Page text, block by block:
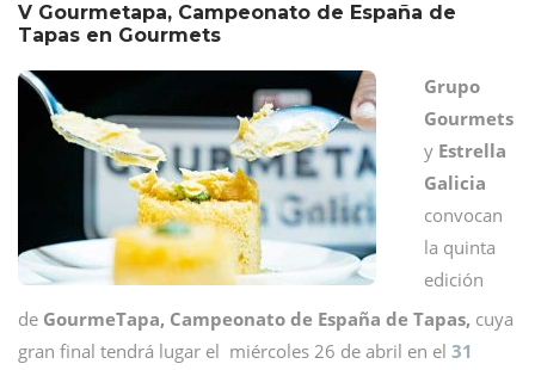
V Gourmetapa, Campeonato de España de
Tapas en Gourmets
Grupo
Gourmets
y Estrella
Galicia
convocan
la quinta
edición
de GourmeTapa, Campeonato de España de Tapas, cuya
gran final tendrá lugar el miércoles 26 de abril en el 31